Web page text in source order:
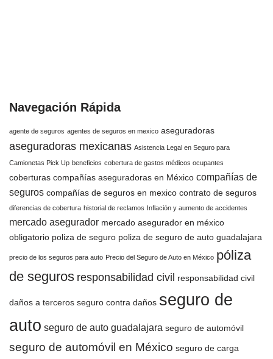
Navegación Rápida
agente de seguros agentes de seguros en mexico aseguradoras
aseguradoras mexicanas Asistencia Legal en Seguro para
Camionetas Pick Up beneficios cobertura de gastos médicos ocupantes
coberturas compañías aseguradoras en México compañías de
seguros compañías de seguros en mexico contrato de seguros
diferencias de cobertura historial de reclamos Inflación y aumento de accidentes
mercado asegurador mercado asegurador en méxico
obligatorio poliza de seguro poliza de seguro de auto guadalajara
precio de los seguros para auto Precio del Seguro de Auto en México póliza
de seguros responsabilidad civil responsabilidad civil
daños a terceros seguro contra daños seguro de
auto seguro de auto guadalajara seguro de automóvil
seguro de automóvil en México seguro de carga